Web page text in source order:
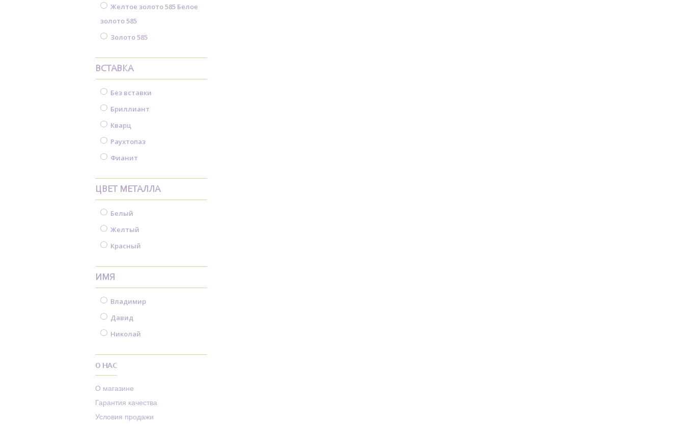
Желтое золото 585 Белое
золото 585
Золото 585
ВСТАВКА
Без вставки
Бриллиант
Кварц
Раухтопаз
Фианит
ЦВЕТ МЕТАЛЛА
Белый
Желтый
Красный
ИМЯ
Владимир
Давид
Николай
О НАС
О магазине
Гарантия качества
Условия продажи